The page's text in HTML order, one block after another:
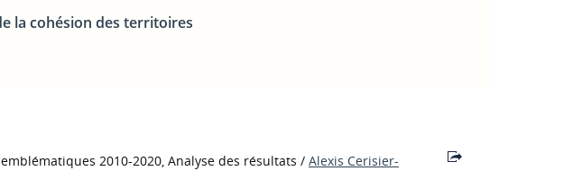
la cohésion des territoires
2010-2020, Analyse des résultats / Alexis Cerisier-